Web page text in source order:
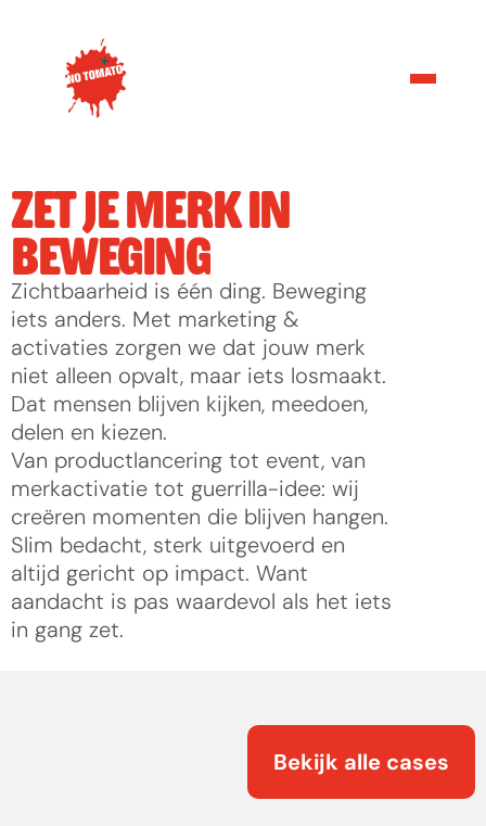
ZET JE MERK IN
BEWEGING
Zichtbaarheid is één ding. Beweging
iets anders. Met marketing &
activaties zorgen we dat jouw merk
niet alleen opvalt, maar iets losmaakt.
Dat mensen blijven kijken, meedoen,
delen en kiezen.
Van productlancering tot event, van
merkactivatie tot guerrilla-idee: wij
creëren momenten die blijven hangen.
Slim bedacht, sterk uitgevoerd en
altijd gericht op impact. Want
aandacht is pas waardevol als het iets
in gang zet.
Bekijk alle cases